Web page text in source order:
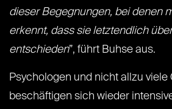
dieser Begegnungen, bei denen
erkennt, dass sie letztendlich
entschieden”, führt Buhse aus.
Psychologen und nicht allzu viele
beschäftigen sich wieder